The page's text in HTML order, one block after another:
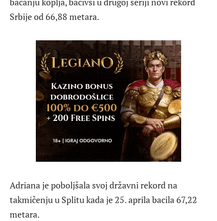
Srbije od 66,88 metara.
Adriana je poboljšala svoj državni rekord na
takmičenju u Splitu kada je 25. aprila bacila 67,22
metara.